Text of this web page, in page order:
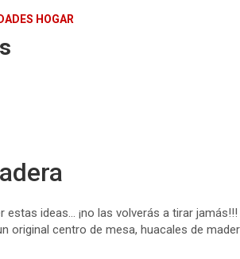
HOGAR
ideas… ¡no las volverás a tirar jamás!!!
original centro de mesa, huacales de